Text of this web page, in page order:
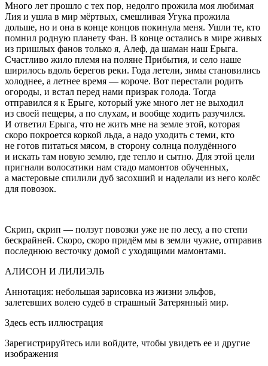
Много лет прошло с тех пор, недолго прожила моя любимая
Лия и ушла в мир мёртвых, смешливая Угука прожила
дольше, но и она в конце концов покинула меня. Ушли те, кто
помнил родную планету Фан. В конце остались в мире живых
из пришлых фанов только я, Алеф, да шаман наш Ерыга.
Счастливо жило племя на поляне Прибытия, и село наше
ширилось вдоль берегов реки. Года летели, зимы становились
холоднее, а летнее время — короче. Вот перестали родить
огороды, и встал перед нами призрак голода. Тогда
отправился я к Ерыге, который уже много лет не выходил
из своей пещеры, а по слухам, и вообще ходить разучился.
И ответил Ерыга, что не жить мне на земле этой, которая
скоро покроется коркой льда, а надо уходить с теми, кто
не готов питаться мясом, в сторону солнца полудённого
и искать там новую землю, где тепло и сытно. Для этой цели
пригнали волосатики нам стадо мамонтов обученных,
а мастеровые спилили дуб засохший и наделали из него колёс
для повозок.
Скрип, скрип — ползут повозки уже не по лесу, а по степи
бескрайней. Скоро, скоро придём мы в земли чужие, отправив
последнюю весточку домой с уходящими мамонтами.
АЛИСОН И ЛИЛИЭЛЬ
Аннотация: небольшая зарисовка из жизни эльфов,
залетевших волею судеб в страшный Затерянный мир.
Здесь есть иллюстрация
Зарегистрируйтесь или войдите, чтобы увидеть ее и другие
изображения